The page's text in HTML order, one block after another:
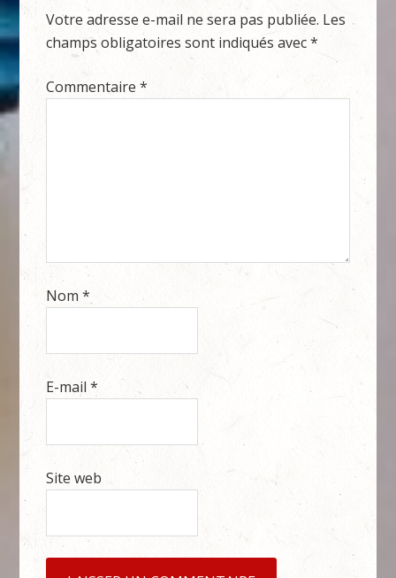
Votre adresse e-mail ne sera pas publiée. Les
champs obligatoires sont indiqués avec*
Commentaire*
Nom*
E-mail*
Site web